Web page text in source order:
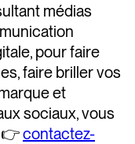
médias
pour faire
faire briller vos
et
sociaux, vous
👉contactez-